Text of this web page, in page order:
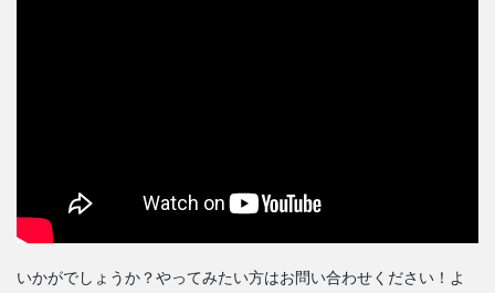
いかがでしょうか？やってみたい方はお問い合わせください！よ